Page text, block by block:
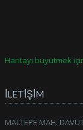
Haritayı büyütmek
İLETİŞİM
MALTEPE MAH.